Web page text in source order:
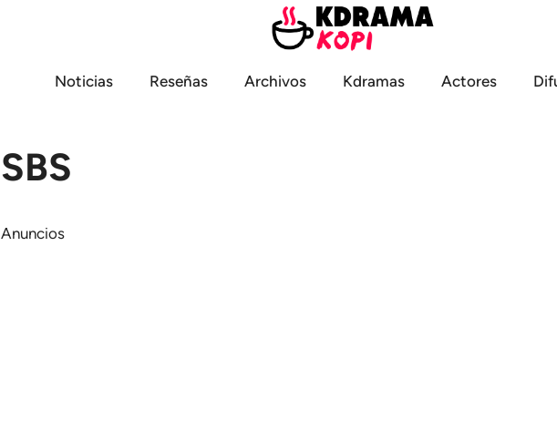
Noticias
Reseñas Archivos Kdramas Actores
SBS
Anuncios